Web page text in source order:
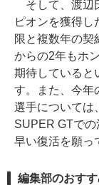
そして、渡辺
ピオンを獲得
限と複数年の契
からの2年もホ
期待していると
す。また、今年
選手については
SUPER GTで
早い復活を願っ
編集部のおす